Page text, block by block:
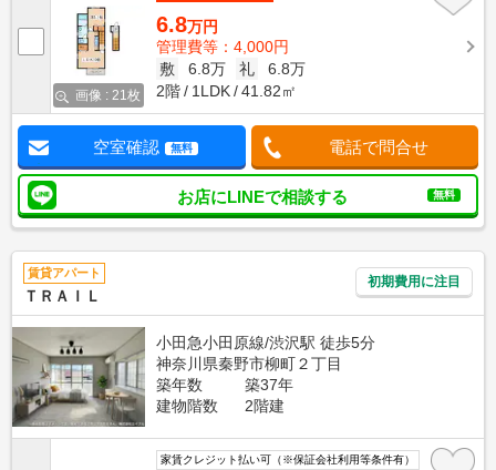
画像 : 21枚
6.8万円
管理費等：4,000円
敷
6.8万 礼
6.8万
2階
1LDK 41.82㎡
空室確認 無料 電話で問合せ
お店にLINEで相談する 無料
賃貸アパート
ＴＲＡＩＬ
初期費用に注目
小田急小田原線/渋沢駅 徒歩5分
神奈川県秦野市柳町２丁目
築年数
築37年
建物階数
2階建
家賃クレジット払い可（※保証会社利用等条件有）